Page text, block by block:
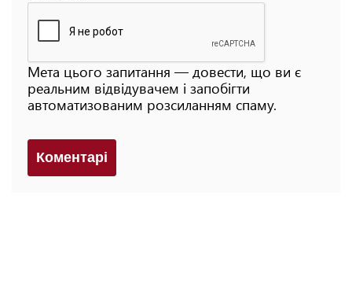
Мета цього запитання — довести, що ви є
реальним відвідувачем і запобігти
автоматизованим розсиланням спаму.
Коментарi